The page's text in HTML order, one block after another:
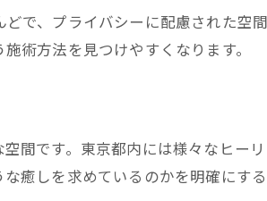
ヒーリングスペースの特徴と選び方
ヒーリングスペースで心身リセッ
で、プライバシーに配慮された空
術方法を見つけやすくなります。
間です。東京都内には様々なヒー
癒しを求めているのかを明確にする